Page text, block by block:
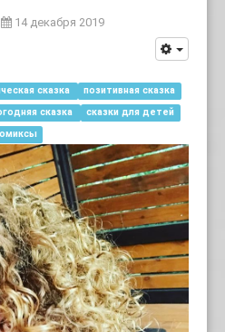
14 декабря 2019
сказка
позитивная сказка
сказка
сказки для детей